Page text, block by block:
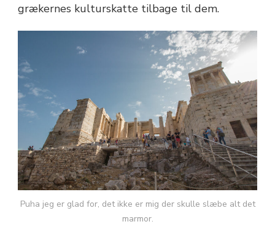
grækernes kulturskatte tilbage til dem.
Puha jeg er glad for, det ikke er mig der skulle slæbe alt det
marmor.